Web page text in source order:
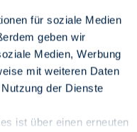
für soziale Medien
geben wir
Medien, Werbung
mit weiteren Daten
der Dienste
ist über einen erneuten